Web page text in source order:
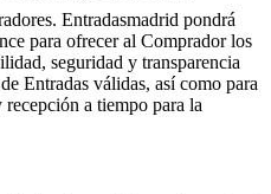
Entradasmadrid pondrá
para ofrecer al Comprador los
seguridad y transparencia
Entradas válidas, así como para
a tiempo para la